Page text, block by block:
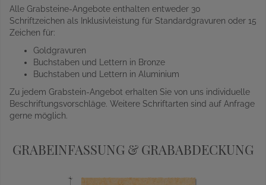
Alle Grabsteine-Angebote enthalten entweder 30
Schriftzeichen als Inklusivleistung für Standardgravuren oder 15
Zeichen für:
Goldgravuren
Buchstaben und Lettern in Bronze
Buchstaben und Lettern in Aluminium
Zu jedem Grabstein-Angebot erhalten Sie von uns individuelle
Beschriftungsvorschläge. Weitere Schriftarten sind auf Anfrage
gerne möglich.
GRABEINFASSUNG & GRABABDECKUNG